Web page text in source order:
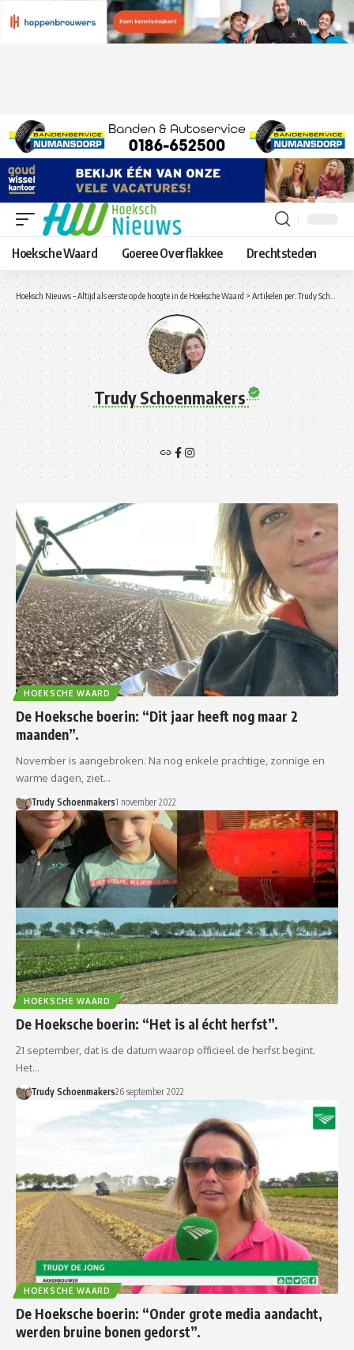
Hoeksche Waard Goeree Overflakkee Drechtsteden
Hoeksch Nieuws – Altijd als eerste op de hoogte in de Hoeksche Waard > Artikelen per: Trudy Schoenmakers
Trudy Schoenmakers
HOEKSCHE WAARD
De Hoeksche boerin: “Dit jaar heeft nog maar 2
maanden”.
November is aangebroken. Na nog enkele prachtige, zonnige en
warme dagen, ziet…
Trudy Schoenmakers1 november 2022
HOEKSCHE WAARD
De Hoeksche boerin: “Het is al écht herfst”.
21 september, dat is de datum waarop officieel de herfst begint.
Het…
Trudy Schoenmakers26 september 2022
HOEKSCHE WAARD
De Hoeksche boerin: “Onder grote media aandacht,
werden bruine bonen gedorst”.